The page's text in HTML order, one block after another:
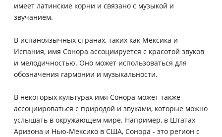
имеет латинские корни и связано с музыкой и
звучанием.
В испаноязычных странах, таких как Мексика и
Испания, имя Сонора ассоциируется с красотой звуков
и мелодичностью. Оно может использоваться для
обозначения гармонии и музыкальности.
В некоторых культурах имя Сонора может также
ассоциироваться с природой и звуками, которые можно
услышать в окружающем мире. Например, в Штатах
Аризона и Нью-Мексико в США, Сонора - это регион с